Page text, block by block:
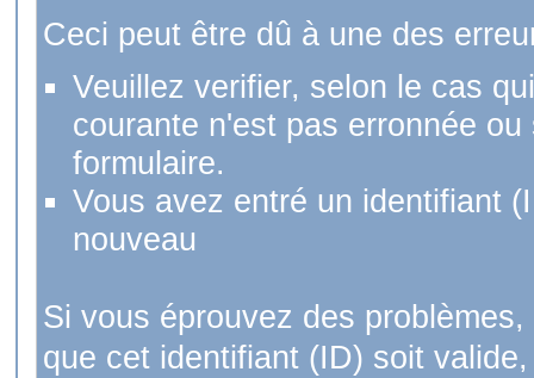
Ceci peut être dû à une des
Veuillez verifier, selon le cas
courante n'est pas erronnée
formulaire.
Vous avez entré un identifiant
nouveau
Si vous éprouvez des
que cet identifiant (ID) soit